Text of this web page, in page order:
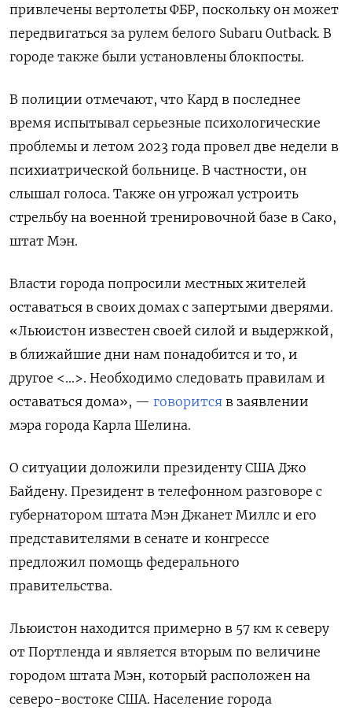
привлечены вертолеты ФБР, поскольку он может
передвигаться за рулем белого Subaru Outback. В
городе также были установлены блокпосты.
В полиции отмечают, что Кард в последнее
время испытывал серьезные психологические
проблемы и летом 2023 года провел две недели в
психиатрической больнице. В частности, он
слышал голоса. Также он угрожал устроить
стрельбу на военной тренировочной базе в Сако,
штат Мэн.
Власти города попросили местных жителей
оставаться в своих домах с запертыми дверями.
«Льюистон известен своей силой и выдержкой,
в ближайшие дни нам понадобится и то, и
другое <...>. Необходимо следовать правилам и
оставаться дома», — говорится в заявлении
мэра города Карла Шелина.
О ситуации доложили президенту США Джо
Байдену. Президент в телефонном разговоре с
губернатором штата Мэн Джанет Миллс и его
представителями в сенате и конгрессе
предложил помощь федерального
правительства.
Льюистон находится примерно в 57 км к северу
от Портленда и является вторым по величине
городом штата Мэн, который расположен на
северо-востоке США. Население города